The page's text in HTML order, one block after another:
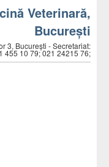
Veterinară,
Bucureşti
3, Bucureşti - Secretariat:
455 10 79; 021 24215 76;